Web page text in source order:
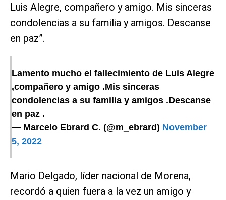
Luis Alegre, compañero y amigo. Mis sinceras
condolencias a su familia y amigos. Descanse
en paz”.
Lamento mucho el fallecimiento de Luis Alegre
,compañero y amigo .Mis sinceras
condolencias a su familia y amigos .Descanse
en paz .
— Marcelo Ebrard C. (@m_ebrard) November
5, 2022
Mario Delgado, líder nacional de Morena,
recordó a quien fuera a la vez un amigo y